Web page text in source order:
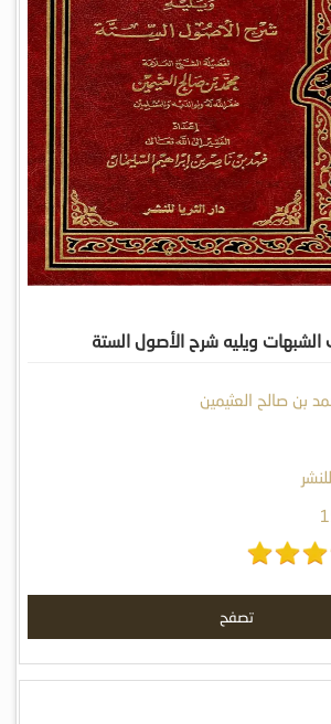
ويليه شرح الأصول الستة
بن صالح العثيمين
تصفح